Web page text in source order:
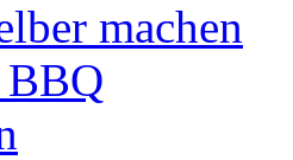
machen